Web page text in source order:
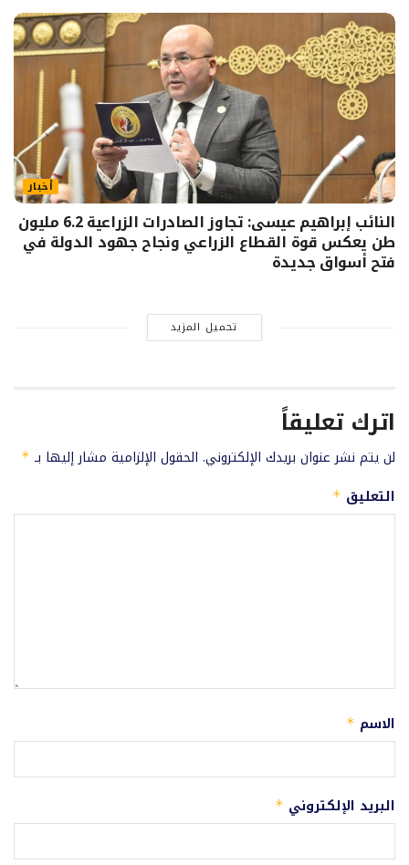
أخبار
النائب إبراهيم عيسى: تجاوز الصادرات الزراعية 6.2 مليون
طن يعكس قوة القطاع الزراعي ونجاح جهود الدولة في
فتح أسواق جديدة
تحميل المزيد
اترك تعليقاً
لن يتم نشر عنوان بريدك الإلكتروني. الحقول الإلزامية مشار إليها بـ *
التعليق *
الاسم *
البريد الإلكتروني *